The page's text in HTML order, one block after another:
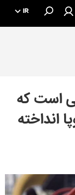
IR
است که
انداخته